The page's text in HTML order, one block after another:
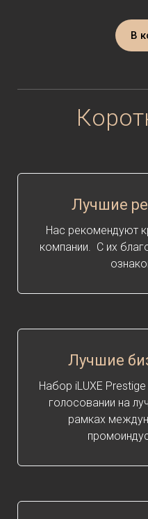
В
Лучшие
Нас рекомендуют
компании. С их
Лучшие
Набор iLUXE
голосовании на
рамках